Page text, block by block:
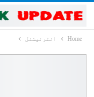
Home انٹرنیشنل